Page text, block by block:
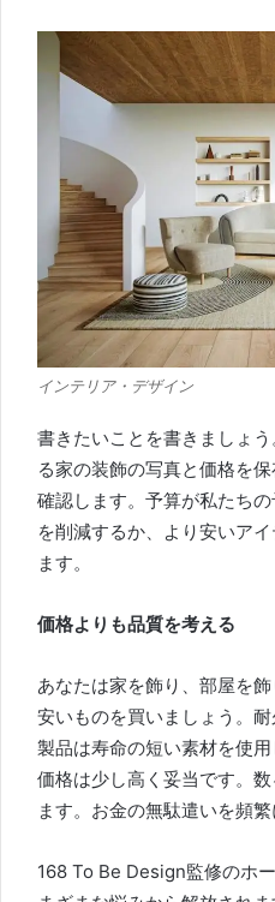
インテリア・デザイン
書きたいことを書きましょう
る家の装飾の写真と価格を
確認します。予算が私たち
を削減するか、より安いア
ます。
価格よりも品質を考える
あなたは家を飾り、部屋を飾
安いものを買いましょう。
製品は寿命の短い素材を使用
価格は少し高く妥当です。
ます。 お金の無駄遣いを頻
168 To Be Design監修のホ